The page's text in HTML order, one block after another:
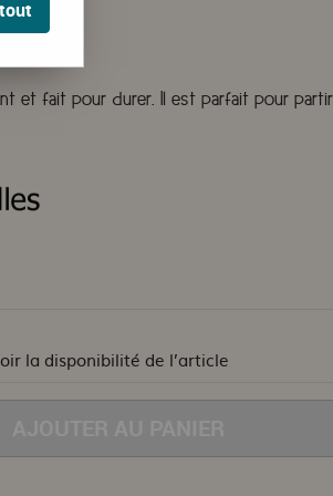
et fait pour durer. Il est parfait pour
la disponibilité de l’article